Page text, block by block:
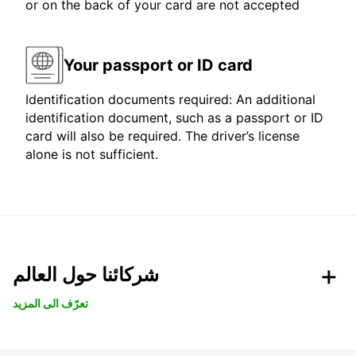
or on the back of your card are not accepted
Your passport or ID card
Identification documents required: An additional
identification document, such as a passport or ID
card will also be required. The driver’s license
alone is not sufficient.
شركائنا حول العالم
تعرّف الى المزيد